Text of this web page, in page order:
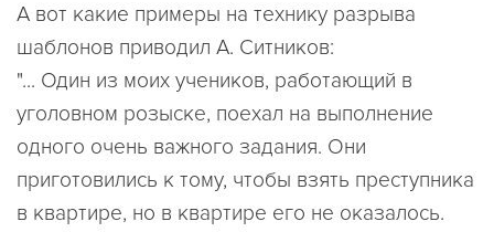
А вот какие примеры на технику разрыва
шаблонов приводил А. Ситников:
"... Один из моих учеников, работающий в
уголовном розыске, поехал на выполнение
одного очень важного задания. Они
приготовились к тому, чтобы взять преступника
в квартире, но в квартире его не оказалось.